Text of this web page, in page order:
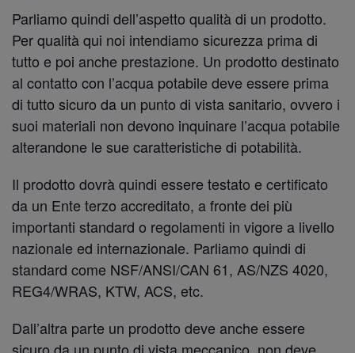
Parliamo quindi dell’aspetto qualità di un prodotto.
Per qualità qui noi intendiamo sicurezza prima di
tutto e poi anche prestazione. Un prodotto destinato
al contatto con l’acqua potabile deve essere prima
di tutto sicuro da un punto di vista sanitario, ovvero i
suoi materiali non devono inquinare l’acqua potabile
alterandone le sue caratteristiche di potabilità.
Il prodotto dovrà quindi essere testato e certificato
da un Ente terzo accreditato, a fronte dei più
importanti standard o regolamenti in vigore a livello
nazionale ed internazionale. Parliamo quindi di
standard come NSF/ANSI/CAN 61, AS/NZS 4020,
REG4/WRAS, KTW, ACS, etc.
Dall’altra parte un prodotto deve anche essere